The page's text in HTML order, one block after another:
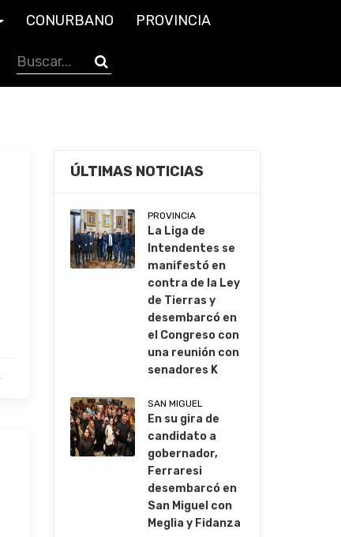
CONURBANO PROVINCIA
ÚLTIMAS NOTICIAS
PROVINCIA
La Liga de
Intendentes se
manifestó en
contra de la Ley
de Tierras y
desembarcó en
el Congreso con
una reunión con
senadores K
SAN MIGUEL
En su gira de
candidato a
gobernador,
Ferraresi
desembarcó en
San Miguel con
Meglia y Fidanza